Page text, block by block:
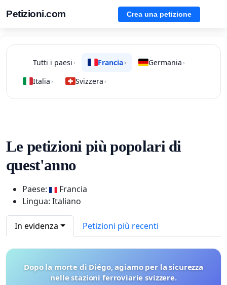
Petizioni.com Crea una petizione
Tutti i paesi › Francia› Germania ›
Italia › Svizzera ›
Le petizioni più popolari di
quest'anno
Paese:
Francia
Lingua: Italiano
In evidenza Petizioni più recenti
Dopo la morte di Diégo, agiamo per la sicurezza
nelle stazioni ferroviarie svizzere.